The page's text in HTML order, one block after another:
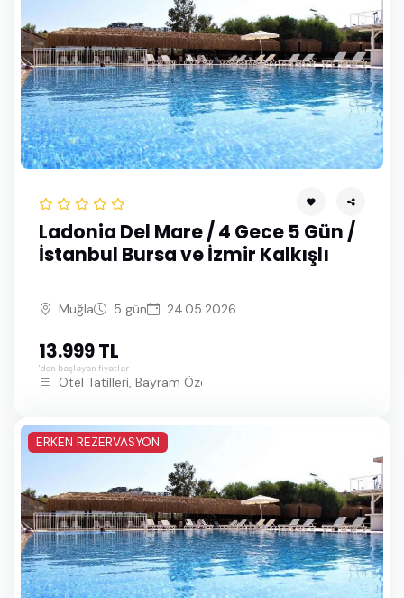
Ladonia Del Mare / 4 Gece 5 Gün /
İstanbul Bursa ve İzmir Kalkışlı
Muğla 5 gün 24.05.2026
13.999 TL
'den başlayan fiyatlar
Otel Tatilleri, Bayram Özel Bodrum Turları
ERKEN REZERVASYON